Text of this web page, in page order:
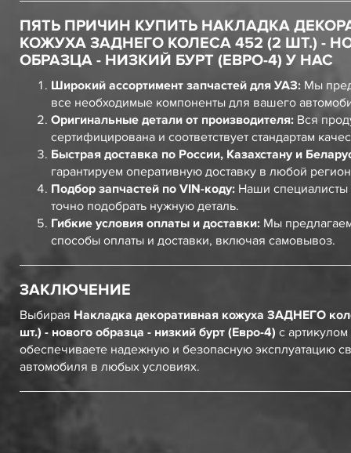
ПЯТЬ ПРИЧИН КУПИТЬ НАКЛАДКА
КОЖУХА ЗАДНЕГО КОЛЕСА 452 (2 ШТ.) -
ОБРАЗЦА - НИЗКИЙ БУРТ (ЕВРО-4) У НАС
Широкий ассортимент запчастей для УАЗ: Мы
все необходимые компоненты для вашего
Оригинальные детали от производителя: Вся
сертифицирована и соответствует стандартам
Быстрая доставка по России, Казахстану и
гарантируем оперативную доставку в любой
Подбор запчастей по VIN-коду: Наши специалисты
точно подобрать нужную деталь.
Гибкие условия оплаты и доставки: Мы
способы оплаты и доставки, включая самовывоз.
ЗАКЛЮЧЕНИЕ
Выбирая Накладка декоративная кожуха ЗАДНЕГО
шт.) - нового образца - низкий бурт (Евро-4) с артикулом
обеспечиваете надежную и безопасную эксплуатацию
автомобиля в любых условиях.